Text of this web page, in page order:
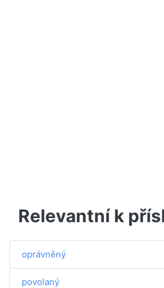
Relevantní k
oprávněný
povolaný